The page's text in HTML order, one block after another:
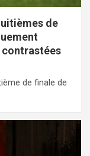
de
de finale de